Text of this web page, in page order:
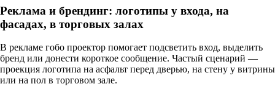
Реклама и брендинг: логотипы у входа, на
фасадах, в торговых залах
В рекламе гобо проектор помогает подсветить вход, выделить
бренд или донести короткое сообщение. Частый сценарий —
проекция логотипа на асфальт перед дверью, на стену у витрины
или на пол в торговом зале.